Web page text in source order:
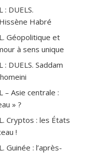
: DUELS.
Habré
Géopolitique et
à sens unique
: DUELS. Saddam
– Asie centrale :
» ?
Cryptos : les États
!
Guinée : l’après-